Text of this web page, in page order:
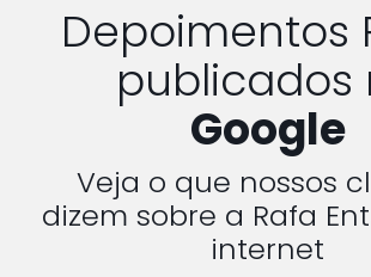
Depoimentos
publicados
Google
Veja o que nossos
dizem sobre a Rafa
internet